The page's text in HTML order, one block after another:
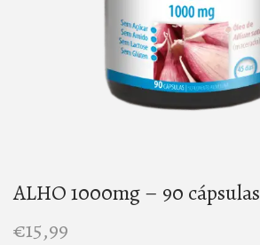
n
ALHO 1000mg – 90 cápsulas
€15,99